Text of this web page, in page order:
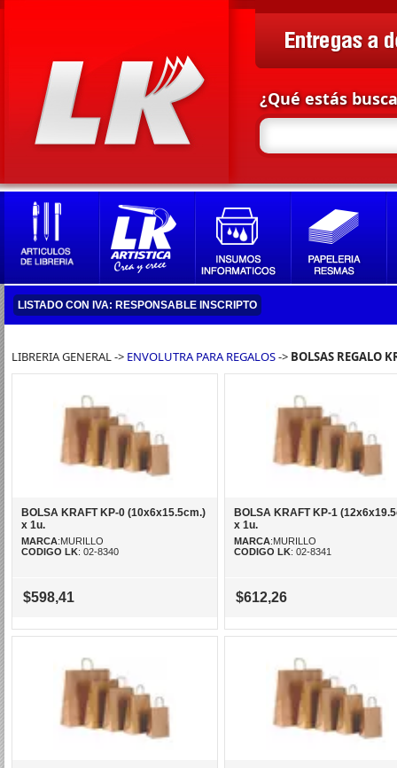
¿Qué estás
LISTADO CON IVA: RESPONSABLE INSCRIPTO
LIBRERIA GENERAL -> ENVOLUTRA PARA REGALOS-> BOLSAS REGALO
BOLSA KRAFT KP-0 (10x6x15.5cm.)
x 1u.
MARCA:MURILLO
CODIGO LK: 02-8340
$598,41
BOLSA KRAFT KP-1
x 1u.
MARCA:MURILLO
CODIGO LK: 02-8341
$612,26